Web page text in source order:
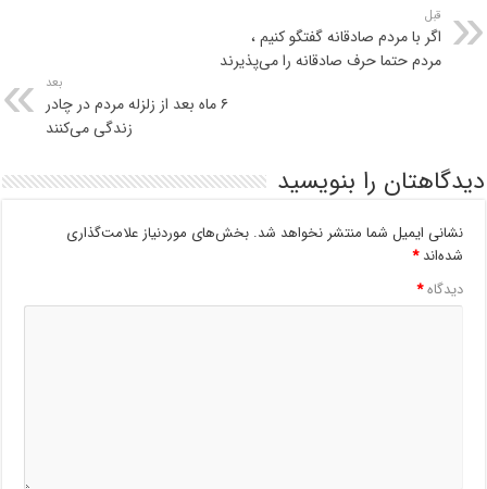
قبل
اگر با مردم صادقانه گفتگو کنیم ،
مردم حتما حرف صادقانه را می‌پذیرند
بعد
۶ ماه بعد از زلزله مردم در چادر
زندگی می‌کنند
دیدگاهتان را بنویسید
نشانی ایمیل شما منتشر نخواهد شد. بخش‌های موردنیاز علامت‌گذاری
شده‌اند*
دیدگاه*